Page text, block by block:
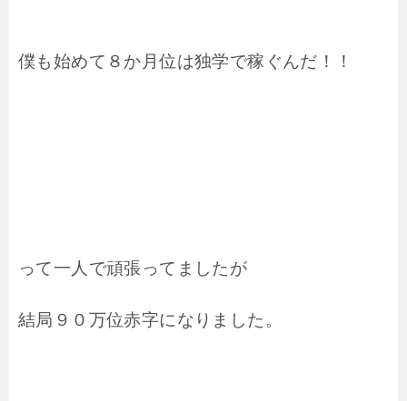
僕も始めて８か月位は独学で稼ぐんだ！！
って一人で頑張ってましたが
結局９０万位赤字になりました。